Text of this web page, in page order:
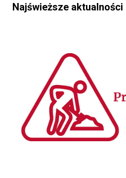
Najświeższe aktualności